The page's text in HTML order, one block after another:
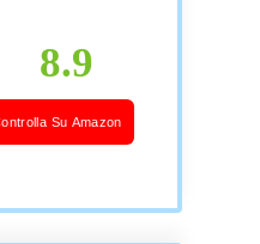
8.9
Su Amazon